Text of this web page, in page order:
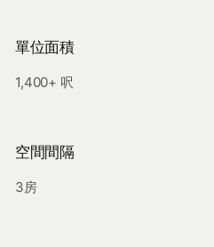
單位面積
1,400+ 呎
空間間隔
3房